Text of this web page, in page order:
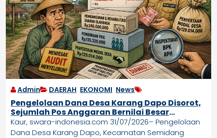
Admin DAERAH EKONOMI News
Pengelolaan Dana Desa Karang Dapo Disorot,
Sejumlah Pos Anggaran Bernilai Besar
Didorong Diaudit
Kaur, swara-indonesia.com 31/07/2026– Pengelolaan
Dana Desa Karang Dapo, Kecamatan Semidang